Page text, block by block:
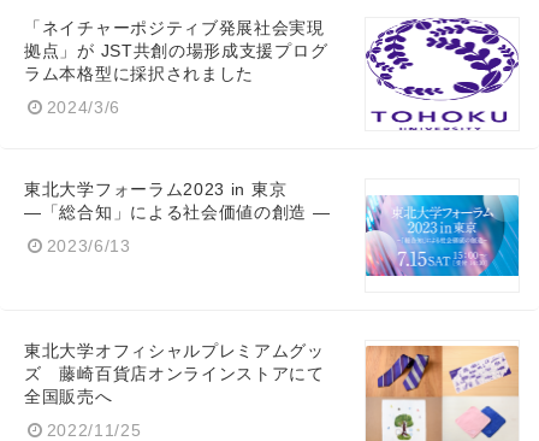
「ネイチャーポジティブ発展社会実現
拠点」が JST共創の場形成支援プログ
ラム本格型に採択されました
2024/3/6
東北大学フォーラム2023 in 東京
―「総合知」による社会価値の創造 ―
2023/6/13
東北大学オフィシャルプレミアムグッ
ズ 藤崎百貨店オンラインストアにて
全国販売へ
2022/11/25